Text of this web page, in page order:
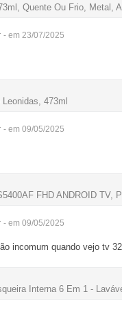
Quente Ou Frio, Metal,
- em 23/07/2025
473ml
- em 09/05/2025
FHD ANDROID TV,
- em 09/05/2025
incomum quando vejo tv
Interna 6 Em 1 -